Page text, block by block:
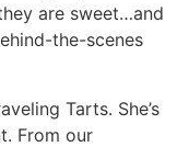
are sweet…and
the-scenes
Tarts. She’s
From our